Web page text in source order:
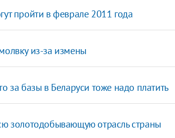
пройти в феврале 2011 года
из-за измены
за базы в Беларуси тоже надо платить
золотодобывающую отрасль страны